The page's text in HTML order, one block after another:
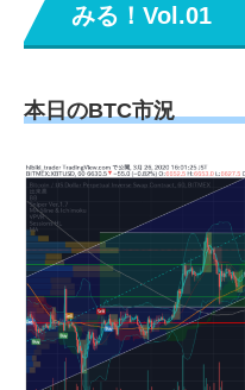
みる！Vol.01
本日のBTC市況